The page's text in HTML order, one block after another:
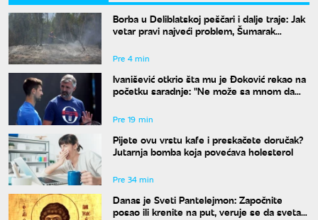
Borba u Deliblatskoj peščari i dalje traje: Jak
vetar pravi najveći problem, Šumarak
Pre 4 min
Ivanišević otkrio šta mu je Đoković rekao na
početku saradnje: "Ne može sa mnom da
Pre 19 min
Pijete ovu vrstu kafe i preskačete doručak?
Jutarnja bomba koja povećava holesterol
Pre 34 min
Danas je Sveti Pantelejmon: Započnite
posao ili krenite na put, veruje se da svetac